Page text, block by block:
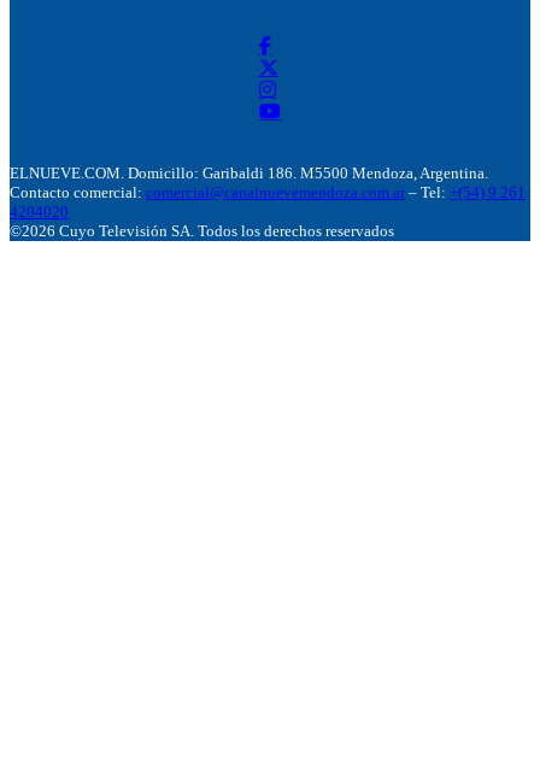
ELNUEVE.COM. Domicillo: Garibaldi 186. M5500 Mendoza, Argentina.
Contacto comercial: comercial@canalnuevemendoza.com.ar – Tel: +(54) 9 261
4204020
©2026 Cuyo Televisión SA. Todos los derechos reservados